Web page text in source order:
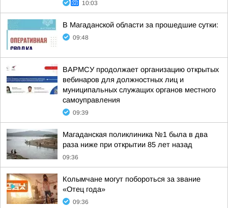
10:03
В Магаданской области за прошедшие сутки:
09:48
ВАРМСУ продолжает организацию открытых
вебинаров для должностных лиц и
муниципальных служащих органов местного
самоуправления
09:39
Магаданская поликлиника №1 была в два
раза ниже при открытии 85 лет назад
09:36
Колымчане могут побороться за звание
«Отец года»
09:36